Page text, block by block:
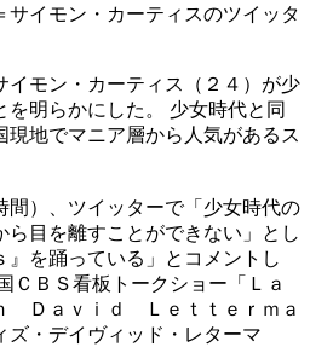
サイモン・カーティスのツイッタ
イモン・カーティス（２４）が少
明らかにした。 少女時代と同
現地でマニア層から人気があるス
間）、ツイッターで「少女時代の
ら目を離すことができない」とし
を踊っている」とコメントし
ＣＢＳ看板トークショー「Ｌａ
Ｄａｖｉｄ Ｌｅｔｔｅｒｍａ
ズ・デイヴィッド・レターマ